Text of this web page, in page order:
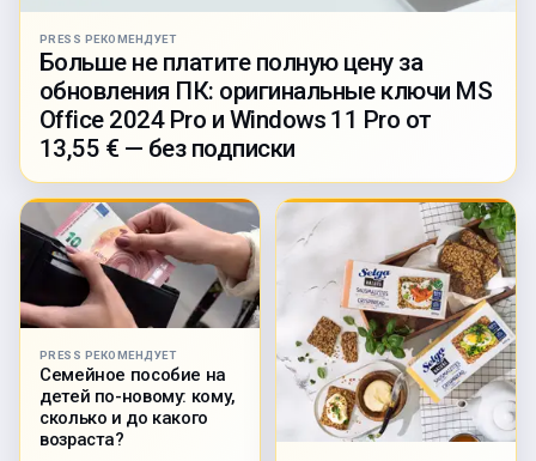
PRESS РЕКОМЕНДУЕТ
Больше не платите полную цену за
обновления ПК: оригинальные ключи MS
Office 2024 Pro и Windows 11 Pro от
13,55 € — без подписки
PRESS РЕКОМЕНДУЕТ
Семейное пособие на
детей по-новому: кому,
сколько и до какого
возраста?